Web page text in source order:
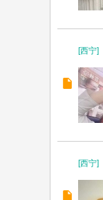
[西宁]
[西宁]